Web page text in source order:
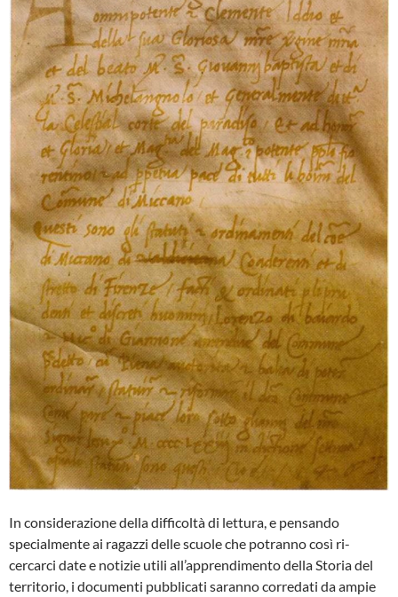
In considerazione della difficoltà di lettura, e pensando
specialmente ai ra­gazzi delle scuole che potranno così ri­
cercarci date e notizie utili all’appren­dimento della Storia del
territorio, i do­cumenti pubblicati saranno corredati da ampie